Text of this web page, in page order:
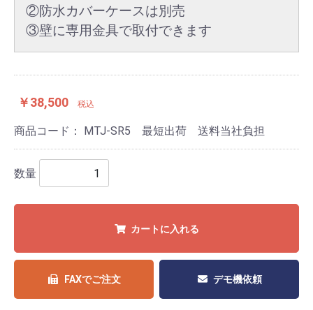
②防水カバーケースは別売
③壁に専用金具で取付できます
￥38,500 税込
商品コード： MTJ-SR5 最短出荷 送料当社負担
数量
カートに入れる
FAXでご注文 デモ機依頼